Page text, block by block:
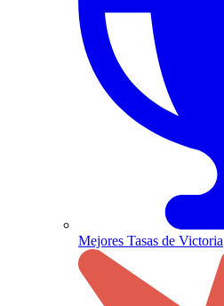
Mejores Tasas de Victoria